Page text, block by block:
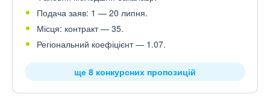
Подача заяв: 1 — 20 липня.
Місця: контракт — 35.
Регіональний коефіцієнт — 1.07.
ще 8 конкурсних пропозицій